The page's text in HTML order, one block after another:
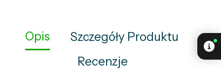
Opis
Szczegóły Produktu
Recenzje